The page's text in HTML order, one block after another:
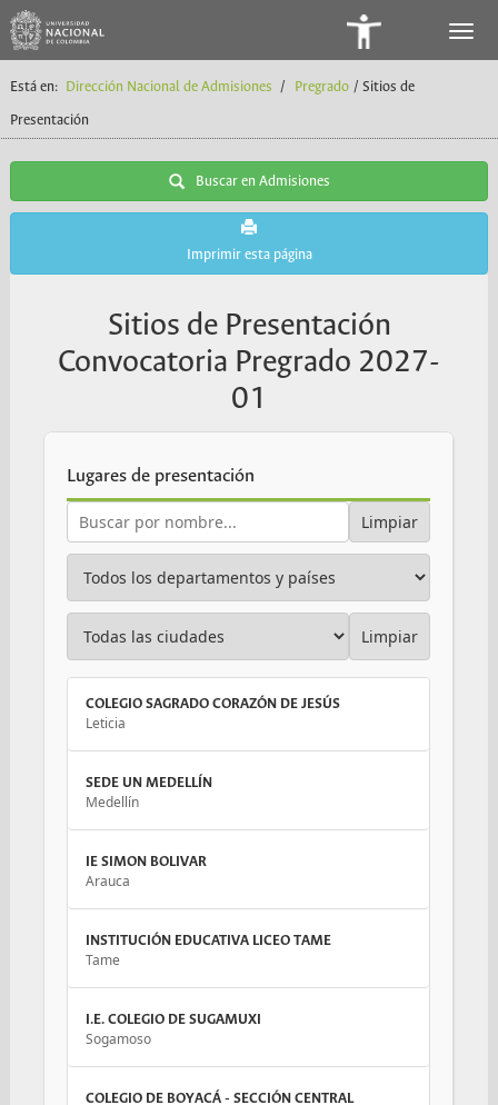
Está en: Dirección Nacional de Admisiones / Pregrado / Sitios de
Presentación
Buscar en Admisiones
Imprimir esta página
Sitios de Presentación
Convocatoria Pregrado 2027-
01
Lugares de presentación
Limpiar
Limpiar
COLEGIO SAGRADO CORAZÓN DE JESÚS
Leticia
SEDE UN MEDELLÍN
Medellín
IE SIMON BOLIVAR
Arauca
INSTITUCIÓN EDUCATIVA LICEO TAME
Tame
I.E. COLEGIO DE SUGAMUXI
Sogamoso
COLEGIO DE BOYACÁ - SECCIÓN CENTRAL